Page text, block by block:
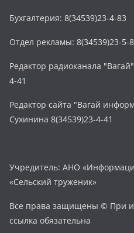
Бухгалтерия: 8(34539)23-4-83
Отдел рекламы: 8(34539)23-5-
Редактор радиоканала
4-41
Редактор сайта "Вагай
Сухинина 8(34539)23-4-41
Учредитель: АНО
«Сельский труженик»
Все права защищены © При
ссылка обязательна